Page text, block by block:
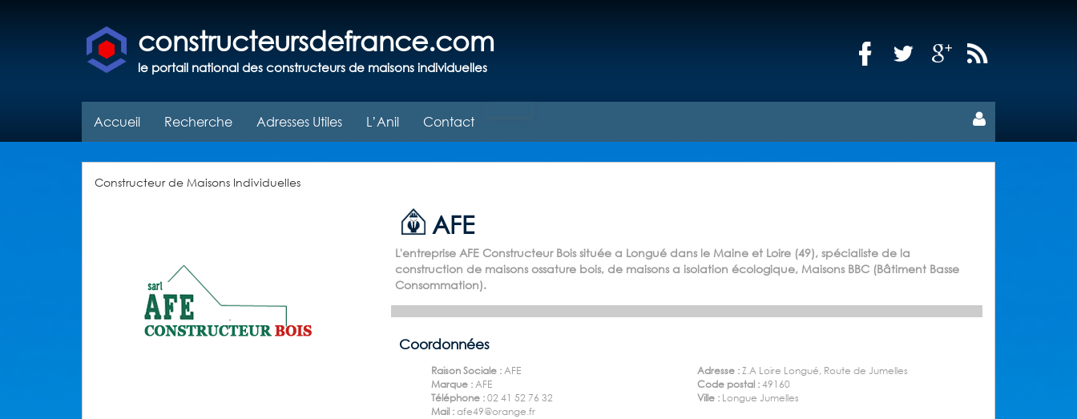
constructeursdefrance.com
le portail national des constructeurs de maisons individuelles
Accueil Recherche Adresses Utiles L’Anil Contact
Constructeur de Maisons Individuelles
AFE
L'entreprise AFE Constructeur Bois située a Longué dans le Maine et Loire (49), spécialiste de la
construction de maisons ossature bois, de maisons a isolation écologique, Maisons BBC (Bâtiment Basse
Consommation).
Coordonnées
Raison Sociale :AFE
Marque :AFE
Téléphone :02 41 52 76 32
Mail :afe49@orange.fr
Adresse :Z.A Loire Longué, Route de Jumelles
Code postal :49160
Ville : Longue Jumelles